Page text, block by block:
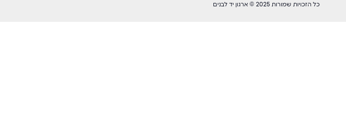
כל הזכויות שמורות 2025 © ארגון יד לבנים